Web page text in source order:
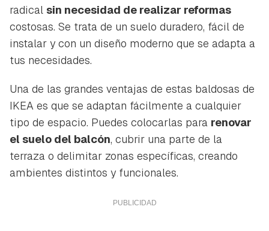
radical sin necesidad de realizar reformas
costosas. Se trata de un suelo duradero, fácil de
instalar y con un diseño moderno que se adapta a
tus necesidades.
Una de las grandes ventajas de estas baldosas de
IKEA es que se adaptan fácilmente a cualquier
tipo de espacio. Puedes colocarlas para renovar
el suelo del balcón, cubrir una parte de la
terraza o delimitar zonas específicas, creando
ambientes distintos y funcionales.